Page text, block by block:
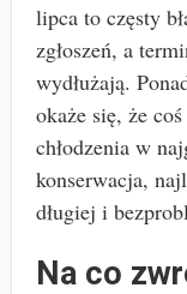
lipca to częsty
zgłoszeń, a
wydłużają.
okaże się, że
chłodzenia w
konserwacja,
długiej i
Na co